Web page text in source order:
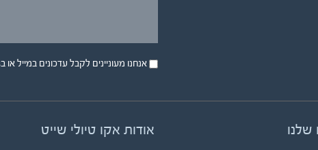
אנחנו מעוניינים לקבל עדכונים במייל או בsms על טיולים.
שלנו אודות אקו טיולי שייט